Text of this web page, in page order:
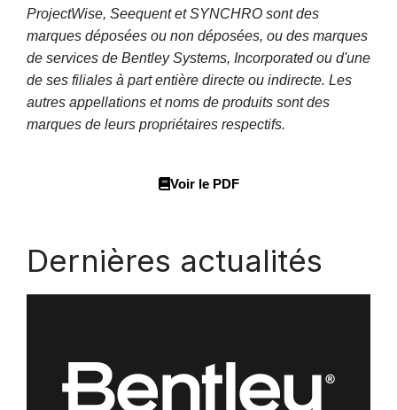
ProjectWise, Seequent et SYNCHRO sont des
marques déposées ou non déposées, ou des marques
de services de Bentley Systems, Incorporated ou d'une
de ses filiales à part entière directe ou indirecte. Les
autres appellations et noms de produits sont des
marques de leurs propriétaires respectifs.
Voir le PDF
Dernières actualités